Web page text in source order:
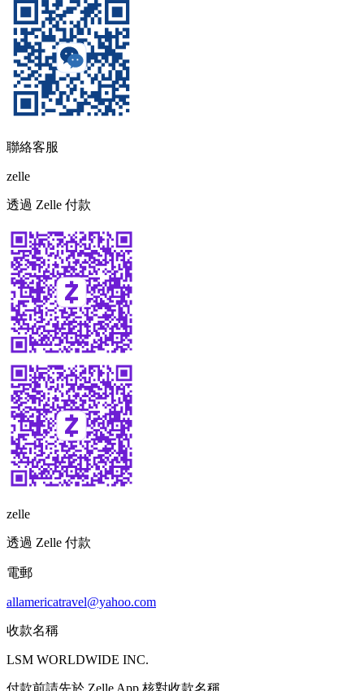
聯絡客服
zelle
透過 Zelle 付款
zelle
透過 Zelle 付款
電郵
allamericatravel@yahoo.com
收款名稱
LSM WORLDWIDE INC.
付款前請先於 Zelle App 核對收款名稱。